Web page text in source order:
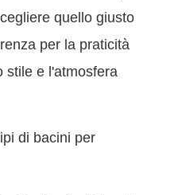
quello giusto
per la praticità
stile e l'atmosfera
di bacini per